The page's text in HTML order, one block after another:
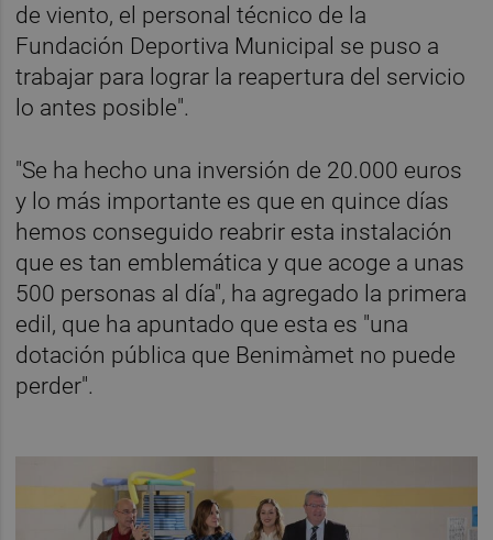
de viento, el personal técnico de la
Fundación Deportiva Municipal se puso a
trabajar para lograr la reapertura del servicio
lo antes posible".
"Se ha hecho una inversión de 20.000 euros
y lo más importante es que en quince días
hemos conseguido reabrir esta instalación
que es tan emblemática y que acoge a unas
500 personas al día", ha agregado la primera
edil, que ha apuntado que esta es "una
dotación pública que Benimàmet no puede
perder".